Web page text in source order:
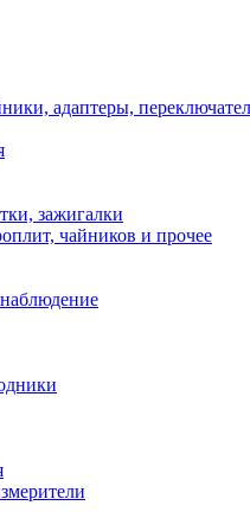
адаптеры,
зажигалки
чайников и прочее